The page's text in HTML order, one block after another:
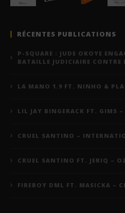
RÉCENTES PUBLICATIONS
P-SQUARE : JUDE OKOYE
BATAILLE JUDICIAIRE CONTRE
LA MANO 1.9 FT. NINHO &
LIL JAY BINGERACK FT. GIMS
CRUEL SANTINO –
CRUEL SANTINO FT. JERIQ –
FIREBOY DML FT. MASICKA –